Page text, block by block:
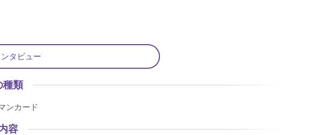
タビュー
種類
ンカード
容